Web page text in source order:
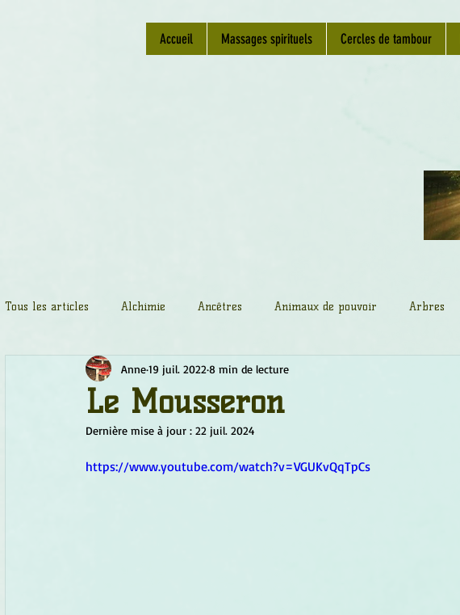
Accueil Massages spirituels Cercles de tambour
Tous les articles Alchimie Ancêtres Animaux de pouvoir Arbres
Chamanisme Champignons Conscience
Fleurs de Bach Géométrie sacrée
Le Mousseron
Anne19 juil. 2022 8 min de lecture
Dernière mise à jour : 22 juil. 2024
https://www.youtube.com/watch?v=VGUKvQqTpCs